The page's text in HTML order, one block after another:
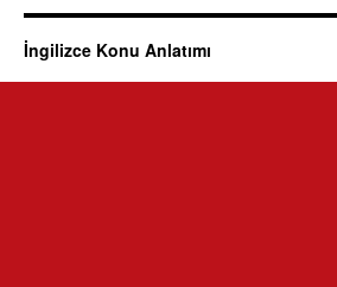
İngilizce Konu Anlatımı